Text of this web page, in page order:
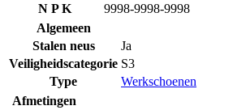
N P K
9998-9998-9998
Algemeen
Stalen neus
Ja
Veiligheidscategorie S3
Type
Werkschoenen
Afmetingen